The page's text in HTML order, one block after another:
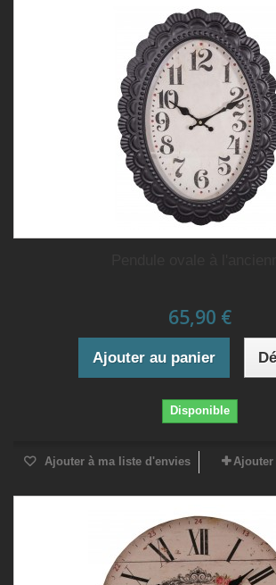
65,90 €
Ajouter au panier
Disponible
Ajouter à ma liste d'envies